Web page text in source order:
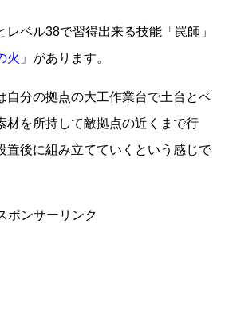
レベル38で習得出来る技能「罠師」
火」 があります。
自分の拠点の大工作業台で土台とベ
材を所持して敵拠点の近くまで行
置後に組み立てていくという感じで
ポンサーリンク